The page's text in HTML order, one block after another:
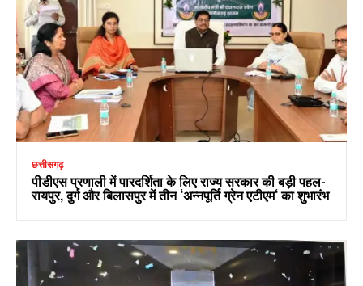
छत्तीसगढ़
पीडीएस प्रणाली में पारदर्शिता के लिए राज्य सरकार की बड़ी पहल-
रायपुर, दुर्ग और बिलासपुर में तीन ‘अन्नपूर्ति ग्रेन एटीएम‘ का शुभारंभ